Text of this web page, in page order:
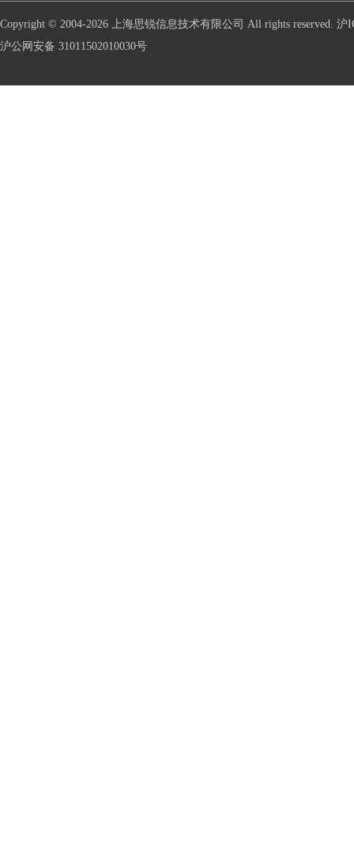
Copyright © 2004-2026 上海思锐信息技术有限公司 All rights reserved. 沪
沪公网安备 31011502010030号